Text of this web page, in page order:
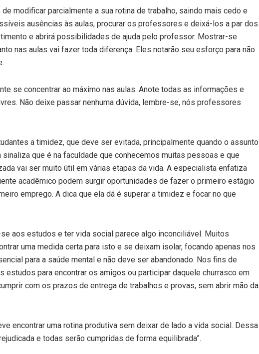
modificar parcialmente a sua rotina de trabalho, saindo mais cedo e
ausências às aulas, procurar os professores e deixá-los a par dos
e abrirá possibilidades de ajuda pelo professor. Mostrar-se
nas aulas vai fazer toda diferença. Eles notarão seu esforço para não
se concentrar ao máximo nas aulas. Anote todas as informações e
Não deixe passar nenhuma dúvida, lembre-se, nós professores
a timidez, que deve ser evitada, principalmente quando o assunto
que é na faculdade que conhecemos muitas pessoas e que
vai ser muito útil em várias etapas da vida. A especialista enfatiza
acadêmico podem surgir oportunidades de fazer o primeiro estágio
emprego. A dica que ela dá é superar a timidez e focar no que
aos estudos e ter vida social parece algo inconciliável. Muitos
uma medida certa para isto e se deixam isolar, focando apenas nos
para a saúde mental e não deve ser abandonado. Nos fins de
estudos para encontrar os amigos ou participar daquele churrasco em
com os prazos de entrega de trabalhos e provas, sem abrir mão da
encontrar uma rotina produtiva sem deixar de lado a vida social. Dessa
e todas serão cumpridas de forma equilibrada”.